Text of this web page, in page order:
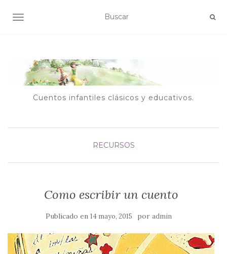
ALTERNAR NAVEGACIÓN
Cuentos infantiles clásicos y educativos.
RECURSOS
Como escribir un cuento
Publicado en 14 mayo, 2015 por admin